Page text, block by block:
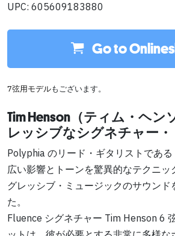
UPC: 605609183880
Go to
7弦用モデルもございます。
Tim Henson（ティム・ヘ
レッシブなシグネチャー
Polyphia のリード・ギタリストであ
広い影響とトーンを驚異的なテクニッ
グレッシブ・ミュージックのサウンド
た。
Fluence シグネチャー Tim Henson 6